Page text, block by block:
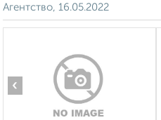
Агентство, 16.05.2022
‹